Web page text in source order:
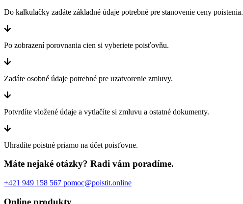
Do kalkulačky zadáte základné údaje potrebné pre stanovenie ceny poistenia.
Po zobrazení porovnania cien si vyberiete poisťovňu.
Zadáte osobné údaje potrebné pre uzatvorenie zmluvy.
Potvrdíte vložené údaje a vytlačíte si zmluvu a ostatné dokumenty.
Uhradíte poistné priamo na účet poisťovne.
Máte nejaké otázky? Radi vám poradíme.
+421 949 158 567 pomoc@poistit.online
Online produkty